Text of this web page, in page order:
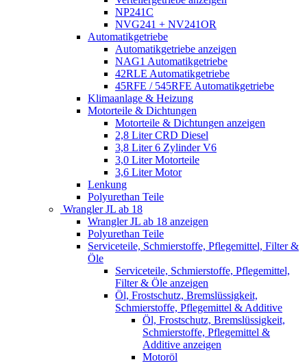
NP241C
NVG241 + NV241OR
Automatikgetriebe
Automatikgetriebe anzeigen
NAG1 Automatikgetriebe
42RLE Automatikgetriebe
45RFE / 545RFE Automatikgetriebe
Klimaanlage & Heizung
Motorteile & Dichtungen
Motorteile & Dichtungen anzeigen
2,8 Liter CRD Diesel
3,8 Liter 6 Zylinder V6
3,0 Liter Motorteile
3,6 Liter Motor
Lenkung
Polyurethan Teile
Wrangler JL ab 18
Wrangler JL ab 18 anzeigen
Polyurethan Teile
Serviceteile, Schmierstoffe, Pflegemittel, Filter &
Öle
Serviceteile, Schmierstoffe, Pflegemittel,
Filter & Öle anzeigen
Öl, Frostschutz, Bremslüssigkeit,
Schmierstoffe, Pflegemittel & Additive
Öl, Frostschutz, Bremslüssigkeit,
Schmierstoffe, Pflegemittel &
Additive anzeigen
Motoröl